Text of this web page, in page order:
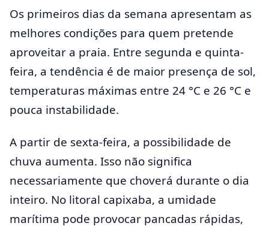
Os primeiros dias da semana apresentam as
melhores condições para quem pretende
aproveitar a praia. Entre segunda e quinta-
feira, a tendência é de maior presença de sol,
temperaturas máximas entre 24 °C e 26 °C e
pouca instabilidade.
A partir de sexta-feira, a possibilidade de
chuva aumenta. Isso não significa
necessariamente que choverá durante o dia
inteiro. No litoral capixaba, a umidade
marítima pode provocar pancadas rápidas,